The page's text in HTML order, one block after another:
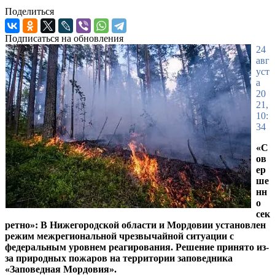
Поделиться
Подписаться на обновления
24
авг
уст
а
20
21,
10:
34
«С
ов
ер
ше
нн
о
сек
ретно»: В Нижегородской области и Мордовии установлен
режим межрегиональной чрезвычайной ситуации с
федеральным уровнем реагирования. Решение принято из-
за природных пожаров на территории заповедника
«Заповедная Мордовия».